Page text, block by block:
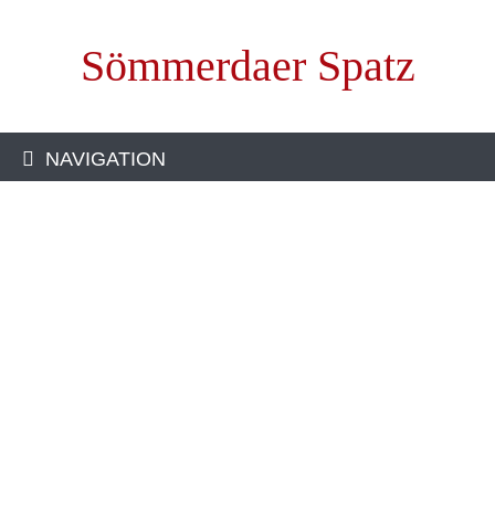
Sömmerdaer Spatz
NAVIGATION